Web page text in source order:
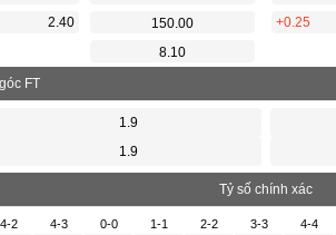
2.40
150.00
8.10
+0.25
FT
1.9
1.9
Tỷ số chính xác
4-2 4-3 0-0 1-1 2-2 3-3 4-4